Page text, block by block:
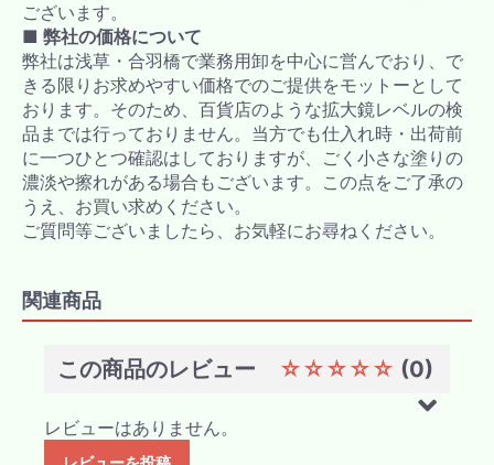
ございます。
■ 弊社の価格について
弊社は浅草・合羽橋で業務用卸を中心に営んでおり、で
きる限りお求めやすい価格でのご提供をモットーとして
おります。そのため、百貨店のような拡大鏡レベルの検
品までは行っておりません。当方でも仕入れ時・出荷前
に一つひとつ確認はしておりますが、ごく小さな塗りの
濃淡や擦れがある場合もございます。この点をご了承の
うえ、お買い求めください。
ご質問等ございましたら、お気軽にお尋ねください。
関連商品
この商品のレビュー ☆☆☆☆☆ (0)
レビューはありません。